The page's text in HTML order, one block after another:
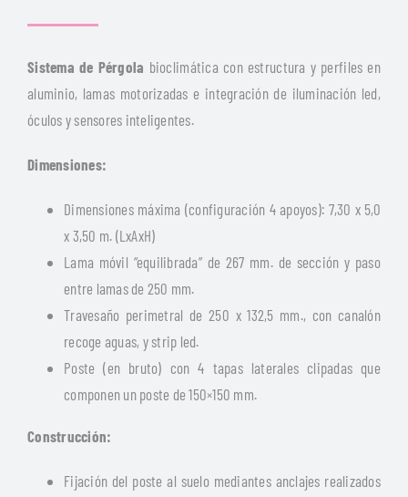
Sistema de Pérgola bioclimática con estructura y perfiles en
aluminio, lamas motorizadas e integración de iluminación led,
óculos y sensores inteligentes.
Dimensiones:
Dimensiones máxima (configuración 4 apoyos): 7,30 x 5,0
x 3,50 m. (LxAxH)
Lama móvil “equilibrada” de 267 mm. de sección y paso
entre lamas de 250 mm.
Travesaño perimetral de 250 x 132,5 mm., con canalón
recoge aguas, y strip led.
Poste (en bruto) con 4 tapas laterales clipadas que
componen un poste de 150×150 mm.
Construcción:
Fijación del poste al suelo mediantes anclajes realizados